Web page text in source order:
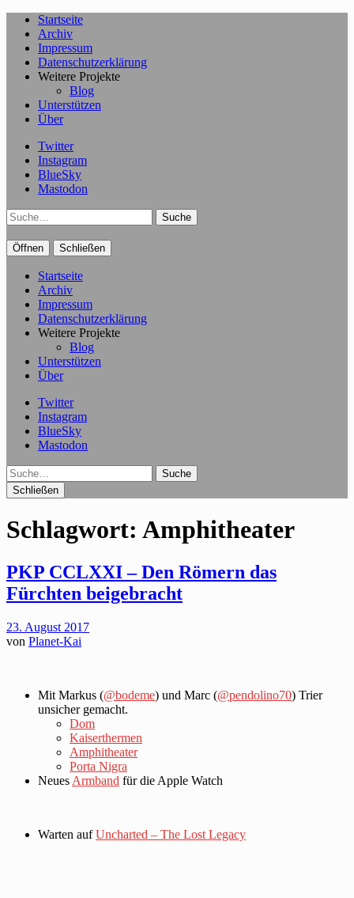
Startseite
Archiv
Impressum
Datenschutzerklärung
Weitere Projekte
Blog
Unterstützen
Über
Twitter
Instagram
BlueSky
Mastodon
Suche
Öffnen Schließen
Startseite
Archiv
Impressum
Datenschutzerklärung
Weitere Projekte
Blog
Unterstützen
Über
Twitter
Instagram
BlueSky
Mastodon
Suche
Schließen
Schlagwort: Amphitheater
PKP CCLXXI – Den Römern das
Fürchten beigebracht
23. August 2017
von Planet-Kai
Mit Markus (@bodeme) und Marc (@pendolino70) Trier
unsicher gemacht.
Dom
Kaiserthermen
Amphitheater
Porta Nigra
Neues Armband für die Apple Watch
Warten aufUncharted – The Lost Legacy